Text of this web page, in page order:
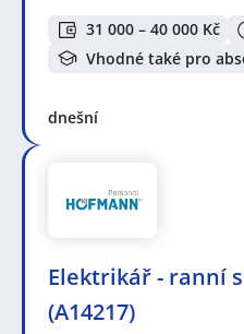
31 000 – 40 000 Kč
Vhodné také pro
dnešní
Elektrikář - ranní
(A14217)